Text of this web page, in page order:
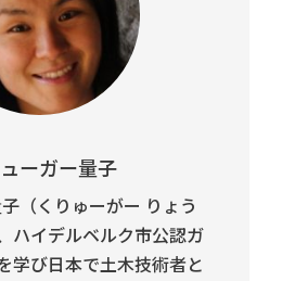
ーガー量子
（くりゅーがー りょう
ハイデルベルク市公認ガ
学び日本で土木技術者と